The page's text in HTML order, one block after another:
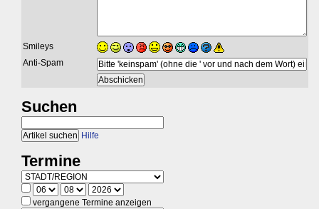
Smileys
Anti-Spam
Suchen
Hilfe
Termine
vergangene Termine anzeigen